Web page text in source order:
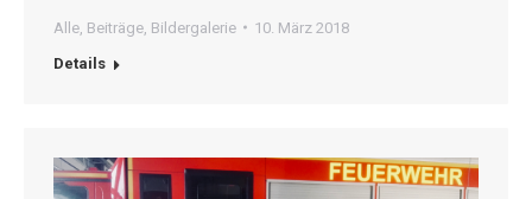
Alle Beiträge Bildergalerie
10. März 2018
Details